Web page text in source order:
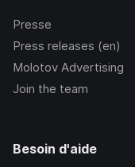
Presse
Press releases (en)
Molotov Advertising
Join the team
Besoin d'aide